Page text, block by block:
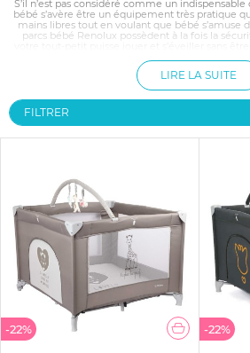
S’il n’est pas considéré comme un
bébé s’avère être un équipement très pratique
mains libres tout en voulant que bébé s’amuse
parcs bébé Renolux possèdent à la fois la
maison et peuvent se transporter partout où vous
modèles de parcs bébé
LIRE LA SUITE
FILTRER
-22% -22%